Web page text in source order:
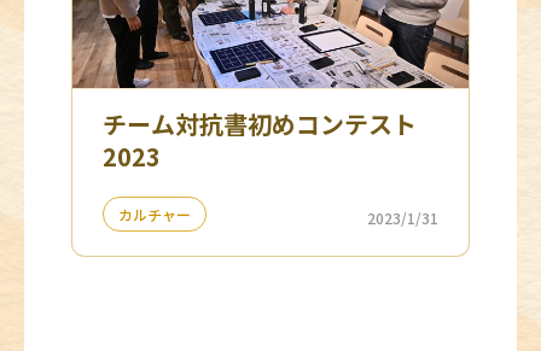
チーム対抗書初めコンテスト
2023
カルチャー 2023/1/31